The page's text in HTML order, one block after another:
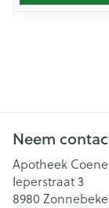
Neem
Apotheek Coene
Ieperstraat 3
8980 Zonnebeke